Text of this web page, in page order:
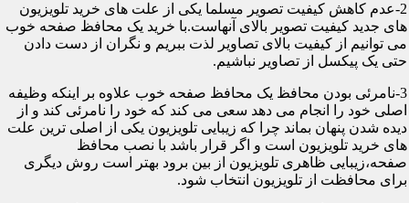
2-عدم کاهش کیفیت تصویر مسلما یکی از علت های خرید تلویزیون
های جدید کیفیت تصویر بالای آنهاست.با خرید یک محافظ صفحه خوب
می توانیم از کیفیت بالای تصاویر لذت ببریم و نگران از دست دادن
حتی یک پیکسل از تصاویر نباشیم.
3-نامرئی بودن محافظ یک محافظ صفحه خوب علاوه بر اینکه وظیفه
اصلی خود را انجام می دهد سعی می کند که خود را نامرئی کند و از
دیده شدن پنهان بماند چرا که زیبایی تلویزیون یکی از اصلی ترین علت
های خرید تلویزیون است و اگر قرار باشد با نصب محافظ
صفحه،زیبایی ظاهری تلویزیون از بین برود بهتر است روش دیگری
برای محافظت از تلویزیون انتخاب شود.